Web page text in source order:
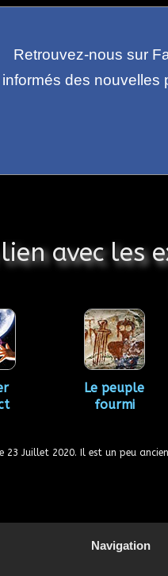
Retrouvez-nous sur
des
avec les
Le peuple
fourmi
23 Juillet 2020. Il est un peu
Navigation